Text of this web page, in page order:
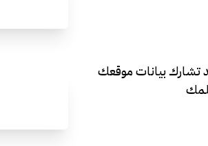
تشارك بيانات موقعك